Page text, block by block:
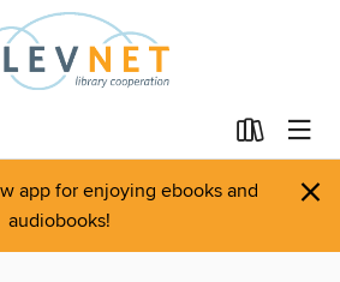
app for enjoying ebooks and
audiobooks!
×